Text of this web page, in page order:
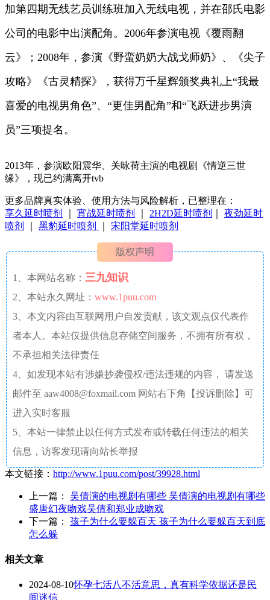
加第四期无线艺员训练班加入无线电视，并在邵氏电影
公司的电影中出演配角。2006年参演电视《覆雨翻
云》；2008年，参演《野蛮奶奶大战戈师奶》、《尖子
攻略》《古灵精探》，获得万千星辉颁奖典礼上“我最
喜爱的电视男角色”、“更佳男配角”和“飞跃进步男演
员”三项提名。
2013年，参演欧阳震华、关咏荷主演的电视剧《情逆三世
缘》，现已约满离开tvb
更多品牌真实体验、使用方法与风险解析，已整理在：
享久延时喷剂
宵战延时喷剂 2H2D延时喷剂
夜劲延时
喷剂
黑豹延时喷剂 宋阳堂延时喷剂
版权声明
1、本网站名称： 三九知识
2、本站永久网址： www.1puu.com
3、本文内容由互联网用户自发贡献，该文观点仅代表作
者本人。本站仅提供信息存储空间服务，不拥有所有权，
不承担相关法律责任
4、如发现本站有涉嫌抄袭侵权/违法违规的内容， 请发送
邮件至 aaw4008@foxmail.com 网站右下角【投诉删除】可
进入实时客服
5、本站一律禁止以任何方式发布或转载任何违法的相关
信息，访客发现请向站长举报
本文链接： http://www.1puu.com/post/39928.html
上一篇： 吴倩演的电视剧有哪些 吴倩演的电视剧有哪些
盛唐幻夜吻戏吴倩和郑业成吻戏
下一篇： 孩子为什么要躲百天 孩子为什么要躲百天到底
怎么躲
相关文章
2024-08-10怀孕七活八不活意思，真有科学依据还是民
间迷信